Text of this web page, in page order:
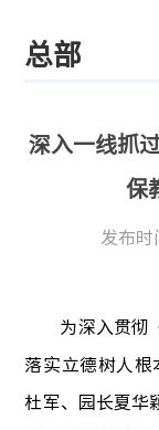
总部
深入一线抓
保
发布
为深入贯彻
落实立德树人根
杜军、园长夏华